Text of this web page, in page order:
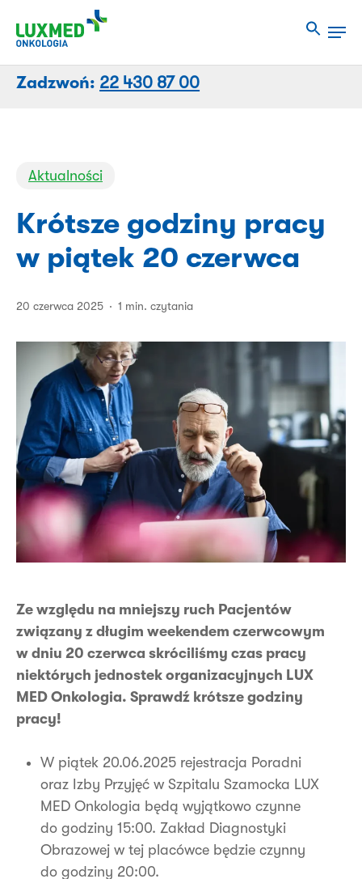
strony
Menu
Zadzwoń: 22 430 87 00
Aktualności
Krótsze godziny pracy
w piątek 20 czerwca
20 czerwca 2025 1 min. czytania
Ze względu na mniejszy ruch Pacjentów
związany z długim weekendem czerwcowym
w dniu 20 czerwca skróciliśmy czas pracy
niektórych jednostek organizacyjnych LUX
MED Onkologia. Sprawdź krótsze godziny
pracy!
W piątek 20.06.2025 rejestracja Poradni
oraz Izby Przyjęć w Szpitalu Szamocka LUX
MED Onkologia będą wyjątkowo czynne
do godziny 15:00. Zakład Diagnostyki
Obrazowej w tej placówce będzie czynny
do godziny 20:00.